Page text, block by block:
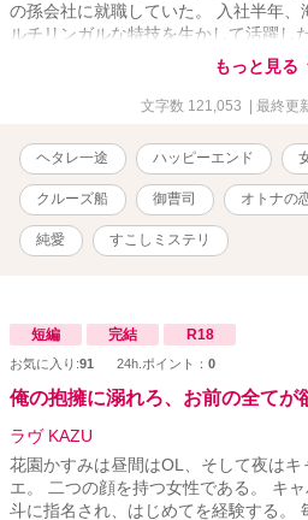
の孫会社に就職していた。 入社半年
ルチリンガルな特技を生かして活躍し
添乗員に抜擢されるマツリカ。 お忍び
う情報を耳にし、彼と接近できないか
指しで呼び出され、スパイ容疑まで
せるためにも――……俺の、恋人になれ
親の死の真相を探る代わりに、豪華客
ズの期間限定の恋人になることに。 だ
のようにマツリカを扱うから、ウブな
後まではしないと言いながら、カナト
ていく。 さてはて、若き海運王はこの
番は後半にしかありません（が、イチ
部地名をわざとメジャーでないものに
海外旅行経験皆無です。妄想だけで書
気楽に楽しんでくださると幸いです。
もっと見る
文字数 121,053 | 最終更
ヘタレ一途 ハッピーエンド
クルーズ船 御曹司 オトナの
純愛 すこしミステリ
短編 完結 R18
お気に入り:91 24h.ポイント： 0
俺の抱擁に溺れろ、お前の全てが
ラヴ KAZU
花園かすみは昼間はOL、そして夜はキ
エ。 二つの顔を持つ女性である。 キ
斗に指名され、はじめてを経験する。